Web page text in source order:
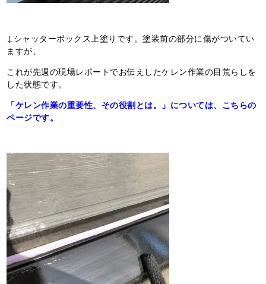
↓シャッターボックス上塗りです。塗装前の部分に傷がついてい
ますが、
これが先週の現場レポートでお伝えしたケレン作業の目荒らしを
した状態です。
「ケレン作業の重要性、その役割とは。」については、こちらの
ページです。